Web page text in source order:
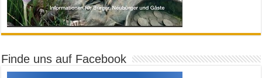
Finde uns auf Facebook